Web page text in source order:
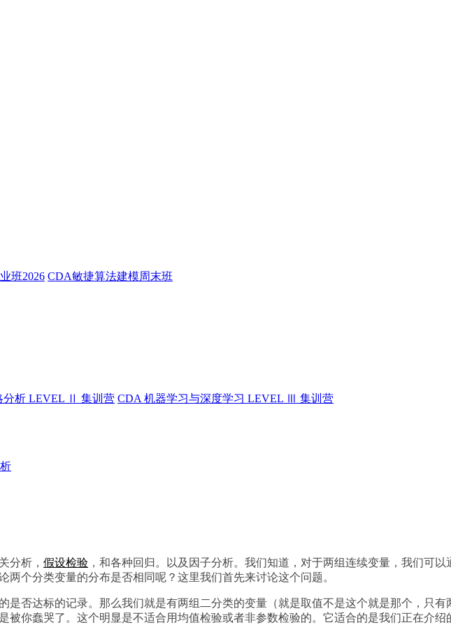
班2026 CDA敏捷算法建模周末班
分析 LEVEL Ⅱ 集训营 CDA 机器学习与深度学习 LEVEL Ⅲ 集训营
分析， 假设检验 ，和各种回归。以及因子分析。我们知道，对于两组连续变量，我们可以
个分类变量的分布是否相同呢？这里我们首先来讨论这个问题。
是否达标的记录。那么我们就是有两组二分类的变量（就是取值不是这个就是那个，只
你蠢哭了。这个明显是不适合用均值检验或者非参数检验的。它适合的是我们正在介绍